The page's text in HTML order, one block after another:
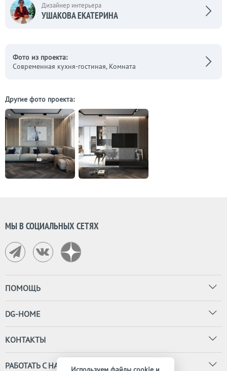
Дизайнер интерьера
УШАКОВА ЕКАТЕРИНА
Фото из проекта:
Современная кухня-гостиная, Комната
Другие фото проекта:
МЫ В СОЦИАЛЬНЫХ СЕТЯХ
ПОМОЩЬ
DG-HOME
КОНТАКТЫ
РАБОТАТЬ С НАМИ